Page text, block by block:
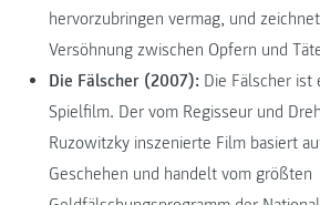
hervorzubringen vermag, und
Versöhnung zwischen Opfern und
Die Fälscher (2007): Die Fälscher ist
Spielfilm. Der vom Regisseur und
Ruzowitzky inszenierte Film basiert
Geschehen und handelt vom größten